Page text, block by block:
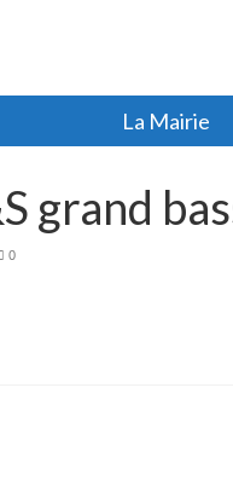
La Mairie
grand
0